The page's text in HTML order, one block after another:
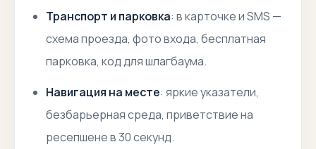
Транспорт и парковка: в карточке и SMS —
схема проезда, фото входа, бесплатная
парковка, код для шлагбаума.
Навигация на месте: яркие указатели,
безбарьерная среда, приветствие на
ресепшене в 30 секунд.